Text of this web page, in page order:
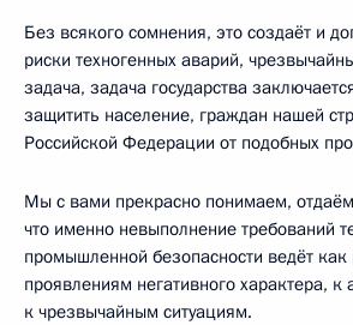
Без всякого сомнения, это создаёт и
риски техногенных аварий,
задача, задача государства
защитить население, граждан нашей
Российской Федерации от подобных
Мы с вами прекрасно понимаем, отдаём
что именно невыполнение требований
промышленной безопасности ведёт как
проявлениям негативного характера, к
к чрезвычайным ситуациям.